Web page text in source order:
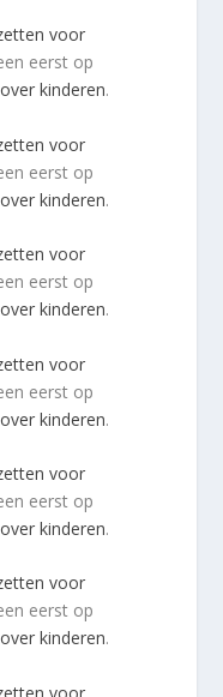
voor
eerst op
kinderen.
voor
eerst op
kinderen.
voor
eerst op
kinderen.
voor
eerst op
kinderen.
voor
eerst op
kinderen.
voor
eerst op
kinderen.